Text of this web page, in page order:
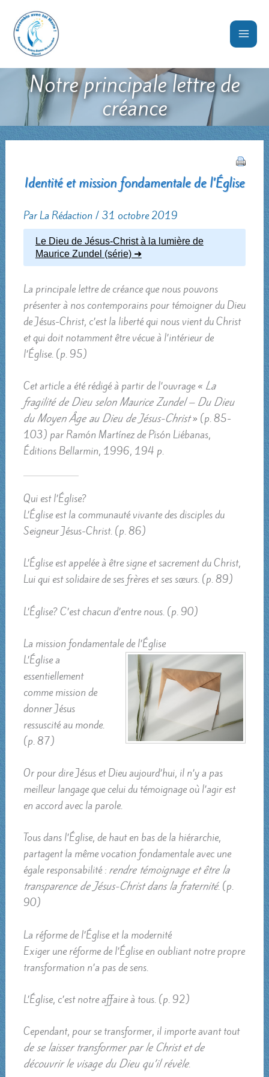
contenu
Notre principale lettre de
créance
Identité et mission fondamentale de l’Église
ParLa Rédaction / 31 octobre 2019
Le Dieu de Jésus-Christ à la lumière de
Maurice Zundel (série)
La principale lettre de créance que nous pouvons
présenter à nos contemporains pour témoigner du Dieu
de Jésus-Christ, c’est la liberté qui nous vient du Christ
et qui doit notamment être vécue à l’intérieur de
l’Église. (p. 95)
Cet article a été rédigé à partir de l’ouvrage « La
fragilité de Dieu selon Maurice Zundel – Du Dieu
du Moyen Âge au Dieu de Jésus-Christ» (p. 85-
103) par Ramón Martínez de Pisón Liébanas,
Éditions Bellarmin, 1996, 194 p.
Qui est l’Église?
L’Église est la communauté vivante des disciples du
Seigneur Jésus-Christ. (p. 86)
L’Église est appelée à être signe et sacrement du Christ,
Lui qui est solidaire de ses frères et ses sœurs. (p. 89)
L’Église? C’est chacun d’entre nous. (p. 90)
La mission fondamentale de l’Église
L’Église a
essentiellement
comme mission de
donner Jésus
ressuscité au monde.
(p. 87)
Or pour dire Jésus et Dieu aujourd’hui, il n’y a pas
meilleur langage que celui du témoignage où l’agir est
en accord avec la parole.
Tous dans l’Église, de haut en bas de la hiérarchie,
partagent la même vocation fondamentale avec une
égale responsabilité : rendre témoignage et être la
transparence de Jésus-Christ dans la fraternité. (p.
90)
La réforme de l’Église et la modernité
Exiger une réforme de l’Église en oubliant notre propre
transformation n’a pas de sens.
L’Église, c’est notre affaire à tous. (p. 92)
Cependant, pour se transformer, il importe avant tout
de se laisser transformer par le Christ et de
découvrir le visage du Dieu qu’il révèle.